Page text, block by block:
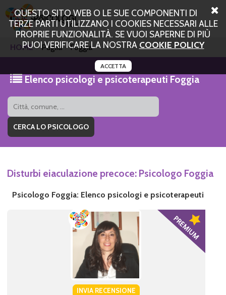
QUESTO SITO WEB O LE SUE COMPONENTI DI
TERZE PARTI UTILIZZANO I COOKIES NECESSARI ALLE
PROPRIE FUNZIONALITÀ. SE VUOI SAPERNE DI PIÙ
PUOI VERIFICARE LA NOSTRA COOKIE POLICY
ACCETTA
HOME Puglia Foggia
Elenco psicologi e psicoterapeuti Foggia
Disturbi eiaculazione precoce: Psicologo Foggia
Psicologo Foggia: Elenco psicologi e psicoterapeuti
INVIA RECENSIONE